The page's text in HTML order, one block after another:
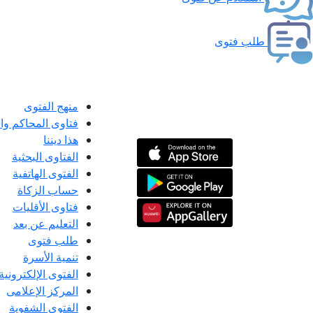
طلب فتوى
منهج الفتوى
فتاوى المحاكم
هذا ديننا
الفتاوى البحثية
الفتوى الهاتفية
حساب الزكاة
فتاوى الأقليات
التعليم عن بعد
طلب فتوى
تنمية الأسرة
الفتوى الإلكترونية
المركز الإعلامى
الفتوى الشفوية